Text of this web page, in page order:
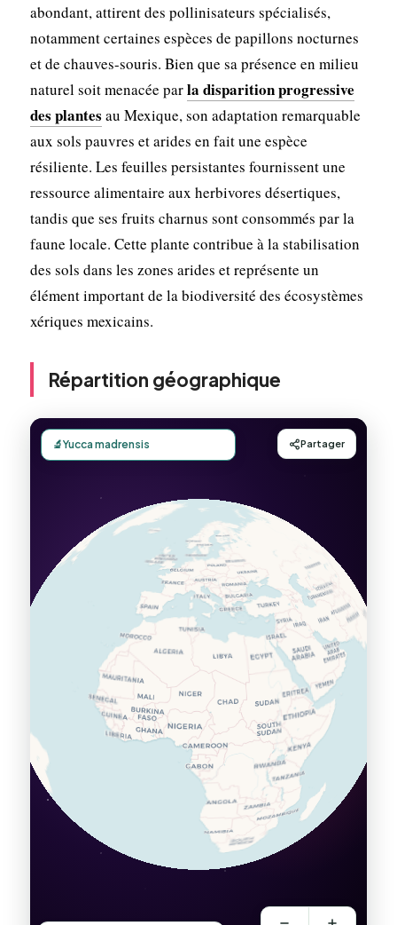
abondant, attirent des pollinisateurs spécialisés,
notamment certaines espèces de papillons nocturnes
et de chauves-souris. Bien que sa présence en milieu
naturel soit menacée parla disparition progressive
des plantes au Mexique, son adaptation remarquable
aux sols pauvres et arides en fait une espèce
résiliente. Les feuilles persistantes fournissent une
ressource alimentaire aux herbivores désertiques,
tandis que ses fruits charnus sont consommés par la
faune locale. Cette plante contribue à la stabilisation
des sols dans les zones arides et représente un
élément important de la biodiversité des écosystèmes
xériques mexicains.
Répartition géographique